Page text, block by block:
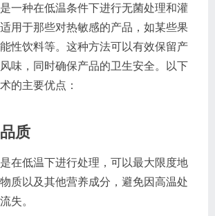
一种在低温条件下进行无菌处理和灌
用于那些对热敏感的产品，如某些果
性饮料等。这种方法可以有效保留产
味，同时确保产品的卫生安全。以下
的主要优点：
质
在低温下进行处理，可以最大限度地
质以及其他营养成分，避免因高温处
失。